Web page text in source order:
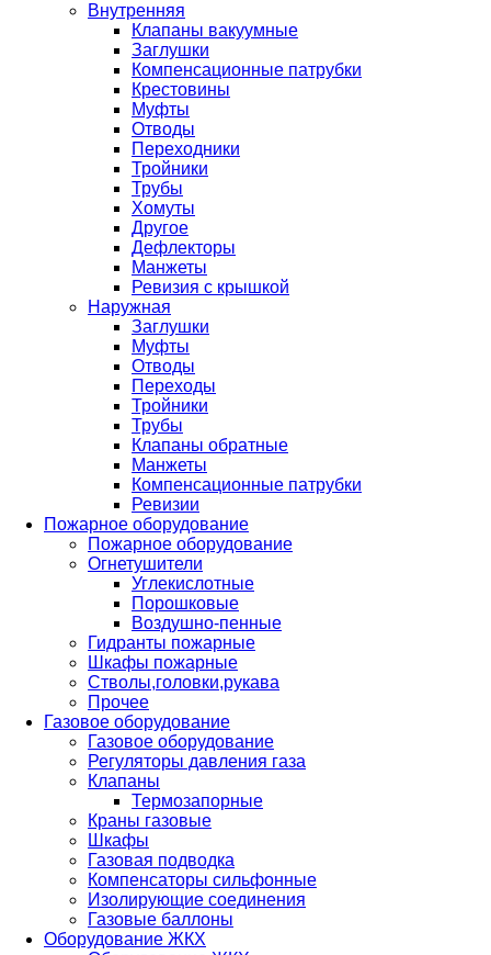
Внутренняя
Клапаны вакуумные
Заглушки
Компенсационные патрубки
Крестовины
Муфты
Отводы
Переходники
Тройники
Трубы
Хомуты
Другое
Дефлекторы
Манжеты
Ревизия с крышкой
Наружная
Заглушки
Муфты
Отводы
Переходы
Тройники
Трубы
Клапаны обратные
Манжеты
Компенсационные патрубки
Ревизии
Пожарное оборудование
Пожарное оборудование
Огнетушители
Углекислотные
Порошковые
Воздушно-пенные
Гидранты пожарные
Шкафы пожарные
Стволы,головки,рукава
Прочее
Газовое оборудование
Газовое оборудование
Регуляторы давления газа
Клапаны
Термозапорные
Краны газовые
Шкафы
Газовая подводка
Компенсаторы сильфонные
Изолирующие соединения
Газовые баллоны
Оборудование ЖКХ